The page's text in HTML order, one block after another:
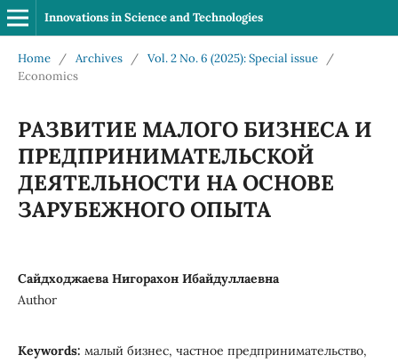
Innovations in Science and Technologies
Home / Archives / Vol. 2 No. 6 (2025): Special issue
/
Economics
РАЗВИТИЕ МАЛОГО БИЗНЕСА И
ПРЕДПРИНИМАТЕЛЬСКОЙ
ДЕЯТЕЛЬНОСТИ НА ОСНОВЕ
ЗАРУБЕЖНОГО ОПЫТА
Сайдходжаева Нигорахон Ибайдуллаевна
Author
Keywords: малый бизнес, частное предпринимательство,